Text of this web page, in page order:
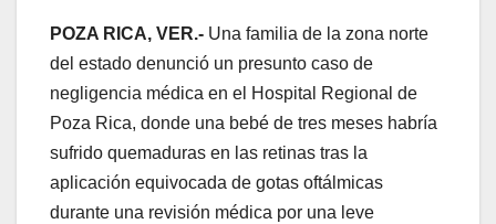
POZA RICA, VER.- Una familia de la zona norte
del estado denunció un presunto caso de
negligencia médica en el Hospital Regional de
Poza Rica, donde una bebé de tres meses habría
sufrido quemaduras en las retinas tras la
aplicación equivocada de gotas oftálmicas
durante una revisión médica por una leve